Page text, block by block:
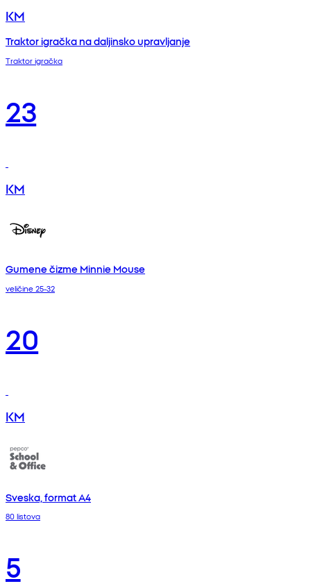
KM
Traktor igračka na daljinsko upravljanje
Traktor igračka
23
KM
Gumene čizme Minnie Mouse
veličine 25-32
20
KM
Sveska, format A4
80 listova
5